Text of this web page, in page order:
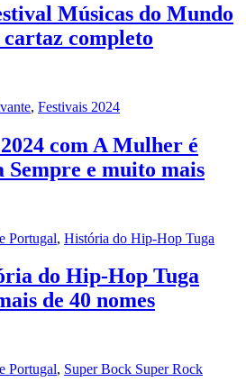
Músicas do Mundo
cartaz completo
, Festivais 2024
com A Mulher é
Sempre e muito mais
Portugal, História do Hip-Hop Tuga
do Hip-Hop Tuga
de 40 nomes
Portugal, Super Bock Super Rock